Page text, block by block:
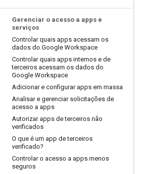
Gerenciar o acesso a apps e
serviços
Controlar quais apps acessam os
dados do Google Workspace
Controlar quais apps internos e de
terceiros acessam os dados do
Google Workspace
Adicionar e configurar apps em massa
Analisar e gerenciar solicitações de
acesso a apps
Autorizar apps de terceiros não
verificados
O que é um app de terceiros
verificado?
Controlar o acesso a apps menos
seguros